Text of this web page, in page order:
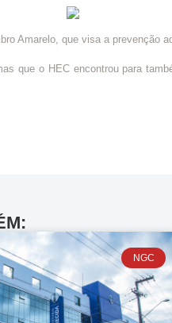
Amarelo, que visa a prevenção
que o HEC encontrou para
NGC